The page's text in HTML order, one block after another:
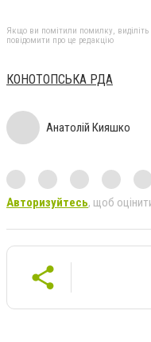
Якщо ви помітили помилку, виділіть
повідомити про це редакцію
КОНОТОПСЬКА РДА
Анатолій Кияшко
Авторизуйтесь, щоб